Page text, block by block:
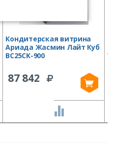
Кондитерская витрина
Ариада Жасмин Лайт Куб
ВС25CK-900
87 842